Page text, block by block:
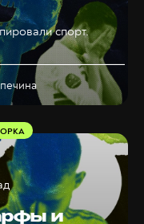
спорт.
и